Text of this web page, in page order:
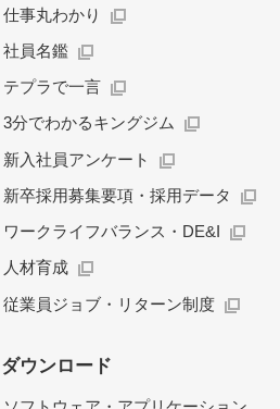
仕事丸わかり
社員名鑑
テプラで一言
3分でわかるキングジム
新入社員アンケート
新卒採用募集要項・採用データ
ワークライフバランス・DE&I
人材育成
従業員ジョブ・リターン制度
ダウンロード